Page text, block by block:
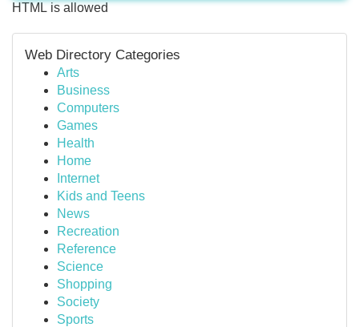
HTML is allowed
Web Directory Categories
Arts
Business
Computers
Games
Health
Home
Internet
Kids and Teens
News
Recreation
Reference
Science
Shopping
Society
Sports